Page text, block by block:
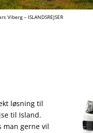
Viberg – ISLANDSREJSER
løsning til
til Island.
man gerne vil